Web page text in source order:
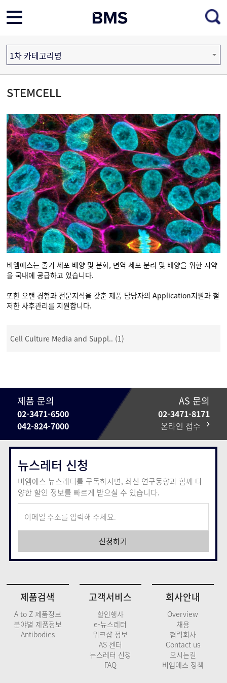
1차 카테고리명
STEMCELL
비엠에스는 줄기 세포 배양 및 분화, 면역 세포 분리 및 배양을 위한 시약
을 국내에 공급하고 있습니다.
또한 오랜 경험과 전문지식을 갖춘 제품 담당자의 Application지원과 철
저한 사후관리를 지원합니다.
Cell Culture Media and Suppl.. (1)
제품 문의
02-3471-6500
042-824-7000
AS 문의
02-3471-8171
온라인 접수
제품검색
A to Z 제품정보
분야별 제품정보
Antibodies
고객서비스
할인행사
e-뉴스레터
워크샵 정보
AS 센터
뉴스레터 신청
FAQ
회사안내
Overview
채용
협력회사
Contact us
오시는길
비엠에스 정책
뉴스레터 신청
비엠에스 뉴스레터를 구독하시면, 최신 연구동향과 함께 다
양한 할인 정보를 빠르게 받으실 수 있습니다.
신청하기